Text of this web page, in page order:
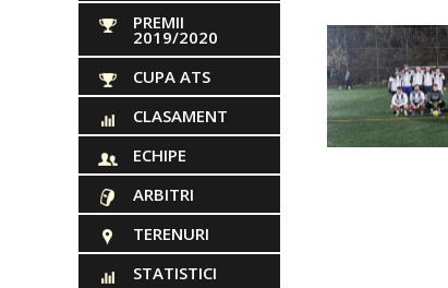
PREMII
2019/2020
CUPA ATS
CLASAMENT
ECHIPE
ARBITRI
TERENURI
STATISTICI